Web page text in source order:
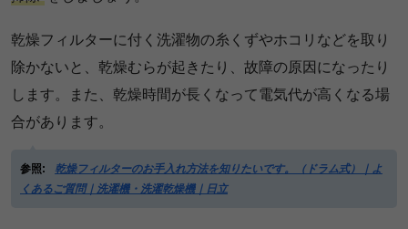
乾燥フィルターに付く洗濯物の糸くずやホコリなどを取り
除かないと、乾燥むらが起きたり、故障の原因になったり
します。また、乾燥時間が長くなって電気代が高くなる場
合があります。
参照:
乾燥フィルターのお手入れ方法を知りたいです。（ドラム式）｜よ
くあるご質問｜洗濯機・洗濯乾燥機｜日立